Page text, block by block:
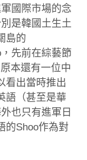
國際市場的念
是韓國土生土
島的
先前在綜藝節
本還有一位中
看出當時推出
語（甚至是華
也只有進軍日
的Shoo作為對